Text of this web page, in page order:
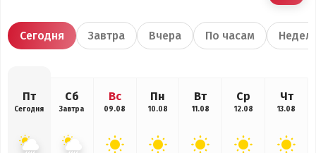
Сегодня Завтра Вчера По часам
Пт
Сегодня
Сб
Завтра
Вс
09.08
Пн
10.08
Вт
11.08
Ср
12.08
Чт
13.08